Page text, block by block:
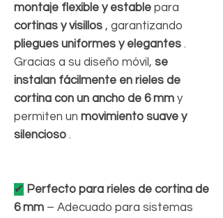
montaje flexible y estable para
cortinas y visillos , garantizando
pliegues uniformes y elegantes .
Gracias a su diseño móvil, se
instalan fácilmente en rieles de
cortina con un ancho de 6 mm y
permiten un movimiento suave y
silencioso .
✔ Perfecto para rieles de cortina de
6 mm – Adecuado para sistemas